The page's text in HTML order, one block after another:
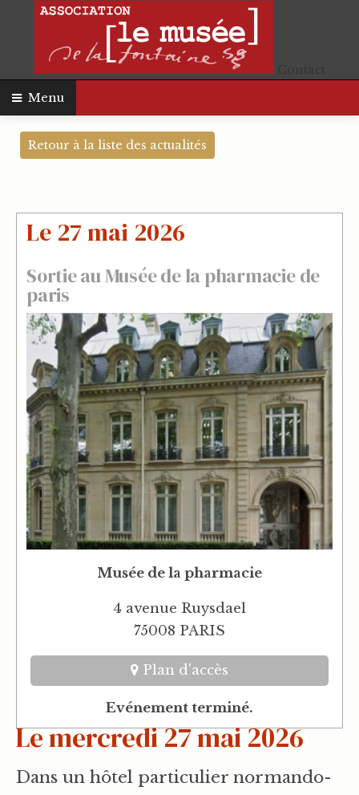
Menu
Retour à la liste des actualités
Le 27 mai 2026
Sortie au Musée de la pharmacie de
paris
Musée de la pharmacie
4 avenue Ruysdael
75008 PARIS
Plan d'accès
Evénement terminé.
Le mercredi 27 mai 2026
Dans un hôtel particulier normando-